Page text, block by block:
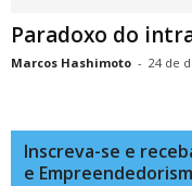
Paradoxo do
Marcos Hashimoto - 24 de
Inscreva-se e
e